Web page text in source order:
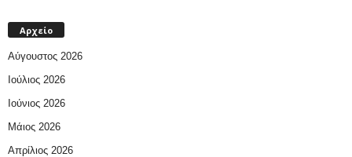
Αρχείο
Αύγουστος 2026
Ιούλιος 2026
Ιούνιος 2026
Μάιος 2026
Απρίλιος 2026